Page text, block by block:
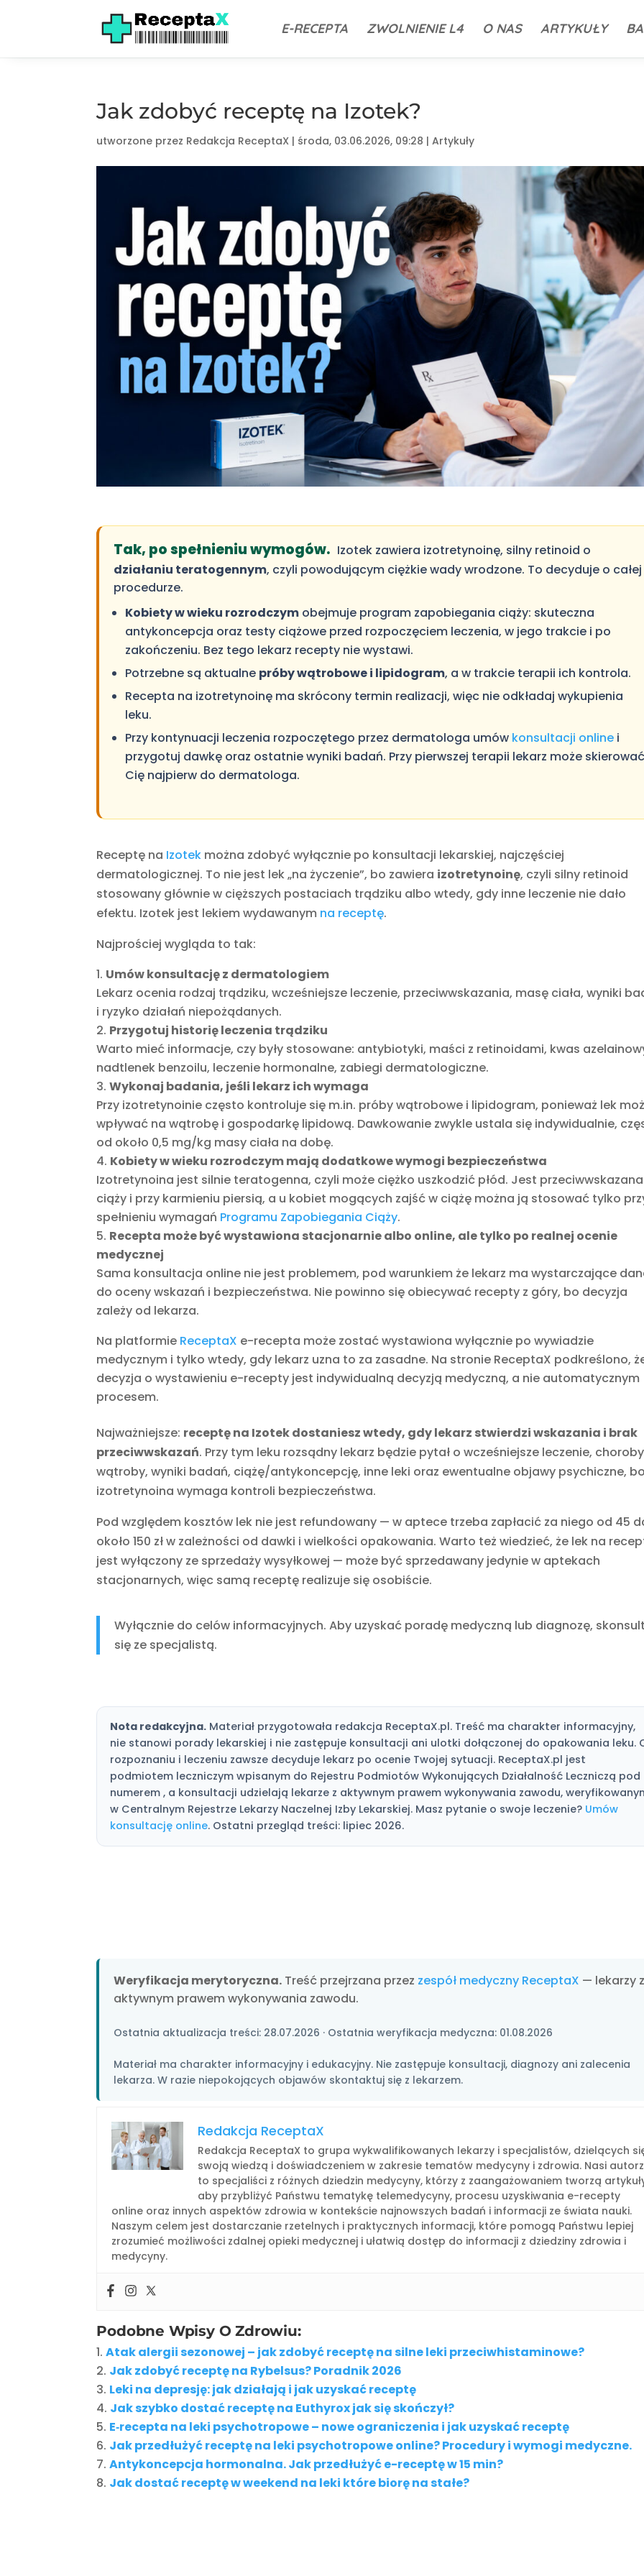
E-RECEPTA ZWOLNIENIE L4 O NAS ARTYKUŁY
Jak zdobyć receptę na Izotek?
utworzone przez Redakcja ReceptaX | środa, 03.06.2026, 09:28 |Artykuły
Tak, po spełnieniu wymogów. Izotek zawiera izotretynoinę, silny retinoid o
działaniu teratogennym, czyli powodującym ciężkie wady wrodzone. To decyduje o całej
procedurze.
Kobiety w wieku rozrodczym obejmuje program zapobiegania ciąży: skuteczna
antykoncepcja oraz testy ciążowe przed rozpoczęciem leczenia, w jego trakcie i po
zakończeniu. Bez tego lekarz recepty nie wystawi.
Potrzebne są aktualne próby wątrobowe i lipidogram, a w trakcie terapii ich kontrola.
Recepta na izotretynoinę ma skrócony termin realizacji, więc nie odkładaj wykupienia
leku.
Przy kontynuacji leczenia rozpoczętego przez dermatologa umów konsultacji online i
przygotuj dawkę oraz ostatnie wyniki badań. Przy pierwszej terapii lekarz może skierować
Cię najpierw do dermatologa.
Receptę na Izotek można zdobyć wyłącznie po konsultacji lekarskiej, najczęściej
dermatologicznej. To nie jest lek „na życzenie”, bo zawiera izotretynoinę, czyli silny retinoid
stosowany głównie w cięższych postaciach trądziku albo wtedy, gdy inne leczenie nie dało
efektu. Izotek jest lekiem wydawanym na receptę.
Najprościej wygląda to tak:
Umów konsultację z dermatologiem
Lekarz ocenia rodzaj trądziku, wcześniejsze leczenie, przeciwwskazania, masę ciała, wyniki
i ryzyko działań niepożądanych.
Przygotuj historię leczenia trądziku
Warto mieć informacje, czy były stosowane: antybiotyki, maści z retinoidami, kwas
nadtlenek benzoilu, leczenie hormonalne, zabiegi dermatologiczne.
Wykonaj badania, jeśli lekarz ich wymaga
Przy izotretynoinie często kontroluje się m.in. próby wątrobowe i lipidogram, ponieważ lek
wpływać na wątrobę i gospodarkę lipidową. Dawkowanie zwykle ustala się indywidualnie,
od około 0,5 mg/kg masy ciała na dobę.
Kobiety w wieku rozrodczym mają dodatkowe wymogi bezpieczeństwa
Izotretynoina jest silnie teratogenna, czyli może ciężko uszkodzić płód. Jest
ciąży i przy karmieniu piersią, a u kobiet mogących zajść w ciążę można ją stosować tylko
spełnieniu wymagań Programu Zapobiegania Ciąży.
Recepta może być wystawiona stacjonarnie albo online, ale tylko po realnej ocenie
medycznej
Sama konsultacja online nie jest problemem, pod warunkiem że lekarz ma wystarczające
do oceny wskazań i bezpieczeństwa. Nie powinno się obiecywać recepty z góry, bo decyzja
zależy od lekarza.
Na platformie ReceptaX e-recepta może zostać wystawiona wyłącznie po wywiadzie
medycznym i tylko wtedy, gdy lekarz uzna to za zasadne. Na stronie ReceptaX podkreślono,
decyzja o wystawieniu e-recepty jest indywidualną decyzją medyczną, a nie automatycznym
procesem.
Najważniejsze: receptę na Izotek dostaniesz wtedy, gdy lekarz stwierdzi wskazania i brak
przeciwwskazań. Przy tym leku rozsądny lekarz będzie pytał o wcześniejsze leczenie, choroby
wątroby, wyniki badań, ciążę/antykoncepcję, inne leki oraz ewentualne objawy psychiczne, bo
izotretynoina wymaga kontroli bezpieczeństwa.
Pod względem kosztów lek nie jest refundowany — w aptece trzeba zapłacić za niego od 45
około 150 zł w zależności od dawki i wielkości opakowania. Warto też wiedzieć, że lek na
jest wyłączony ze sprzedaży wysyłkowej — może być sprzedawany jedynie w aptekach
stacjonarnych, więc samą receptę realizuje się osobiście.
Wyłącznie do celów informacyjnych. Aby uzyskać poradę medyczną lub diagnozę,
się ze specjalistą.
Nota redakcyjna. Materiał przygotowała redakcja ReceptaX.pl. Treść ma charakter informacyjny,
nie stanowi porady lekarskiej i nie zastępuje konsultacji ani ulotki dołączonej do opakowania leku.
rozpoznaniu i leczeniu zawsze decyduje lekarz po ocenie Twojej sytuacji. ReceptaX.pl jest
podmiotem leczniczym wpisanym do Rejestru Podmiotów Wykonujących Działalność Leczniczą pod
numerem , a konsultacji udzielają lekarze z aktywnym prawem wykonywania zawodu,
w Centralnym Rejestrze Lekarzy Naczelnej Izby Lekarskiej. Masz pytanie o swoje leczenie? Umów
konsultację online. Ostatni przegląd treści: lipiec 2026.
Weryfikacja merytoryczna. Treść przejrzana przez zespół medyczny ReceptaX — lekarzy z
aktywnym prawem wykonywania zawodu.
Ostatnia aktualizacja treści: 28.07.2026 · Ostatnia weryfikacja medyczna: 01.08.2026
Materiał ma charakter informacyjny i edukacyjny. Nie zastępuje konsultacji, diagnozy ani zalecenia
lekarza. W razie niepokojących objawów skontaktuj się z lekarzem.
Redakcja ReceptaX
Redakcja ReceptaX to grupa wykwalifikowanych lekarzy i specjalistów, dzielących
swoją wiedzą i doświadczeniem w zakresie tematów medycyny i zdrowia. Nasi
to specjaliści z różnych dziedzin medycyny, którzy z zaangażowaniem tworzą
aby przybliżyć Państwu tematykę telemedycyny, procesu uzyskiwania e-recepty
online oraz innych aspektów zdrowia w kontekście najnowszych badań i informacji ze świata nauki.
Naszym celem jest dostarczanie rzetelnych i praktycznych informacji, które pomogą Państwu lepiej
zrozumieć możliwości zdalnej opieki medycznej i ułatwią dostęp do informacji z dziedziny zdrowia i
medycyny.
Podobne Wpisy O Zdrowiu:
Atak alergii sezonowej – jak zdobyć receptę na silne leki przeciwhistaminowe?
Jak zdobyć receptę na Rybelsus? Poradnik 2026
Leki na depresję: jak działają i jak uzyskać receptę
Jak szybko dostać receptę na Euthyrox jak się skończył?
E‑recepta na leki psychotropowe – nowe ograniczenia i jak uzyskać receptę
Jak przedłużyć receptę na leki psychotropowe online? Procedury i wymogi medyczne.
Antykoncepcja hormonalna. Jak przedłużyć e-receptę w 15 min?
Jak dostać receptę w weekend na leki które biorę na stałe?